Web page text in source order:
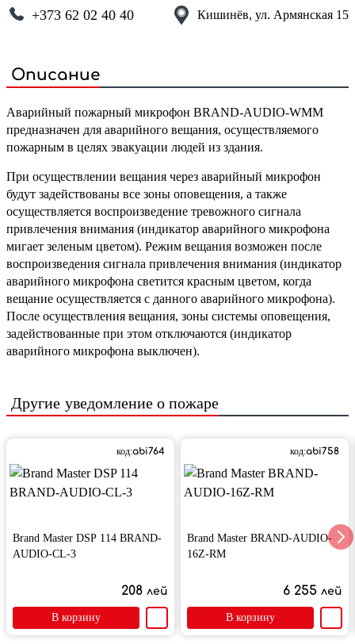
+373 62 02 40 40 Кишинёв, ул. Армянская 15
Описание
Аварийный пожарный микрофон BRAND-AUDIO-WMM
предназначен для аварийного вещания, осуществляемого
пожарным в целях эвакуации людей из здания.
При осуществлении вещания через аварийный микрофон
будут задействованы все зоны оповещения, а также
осуществляется воспроизведение тревожного сигнала
привлечения внимания (индикатор аварийного микрофона
мигает зеленым цветом). Режим вещания возможен после
воспроизведения сигнала привлечения внимания (индикатор
аварийного микрофона светится красным цветом, когда
вещание осуществляется с данного аварийного микрофона).
После осуществления вещания, зоны системы оповещения,
задействованные при этом отключаются (индикатор
аварийного микрофона выключен).
Другие уведомление о пожаре
код:abi764
Brand Master DSP 114 BRAND-
AUDIO-CL-3
208 лей
В корзину
код:abi758
Brand Master BRAND-AUDIO-
16Z-RM
6 255 лей
В корзину